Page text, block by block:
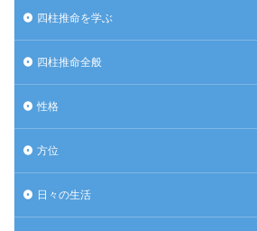
四柱推命を学ぶ
四柱推命全般
性格
方位
日々の生活